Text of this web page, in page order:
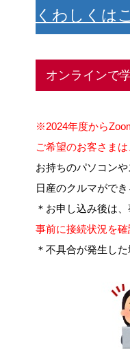
くわしくは
オンラインで
※2024年度から
ご希望のお客さま
お持ちのパソコン
日産のクルマがで
＊お申し込み後は
事前に接続状況を
＊不具合が発生し